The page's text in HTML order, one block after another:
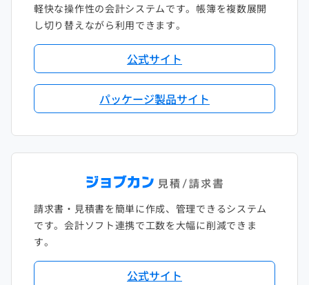
軽快な操作性の会計システムです。帳簿を複数展開
し切り替えながら利用できます。
公式サイト
パッケージ製品サイト
請求書・見積書を簡単に作成、管理できるシステム
です。会計ソフト連携で工数を大幅に削減できま
す。
公式サイト